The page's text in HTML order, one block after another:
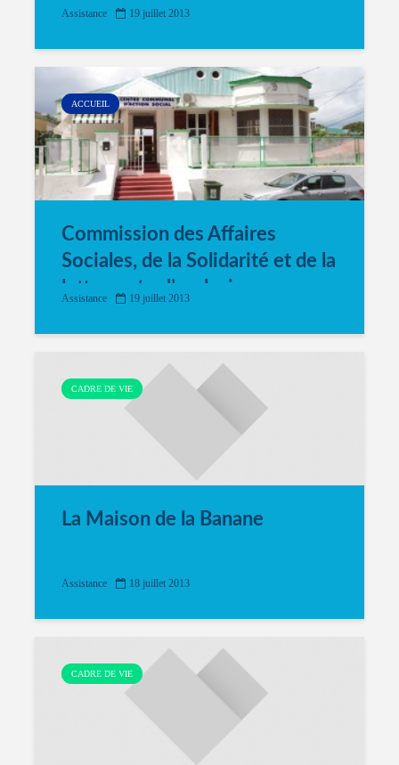
Assistance 19 juillet 2013
ACCUEIL
Commission des Affaires
Sociales, de la Solidarité et de la
lutte contre l’exclusion
Assistance 19 juillet 2013
CADRE DE VIE
La Maison de la Banane
Assistance 18 juillet 2013
CADRE DE VIE